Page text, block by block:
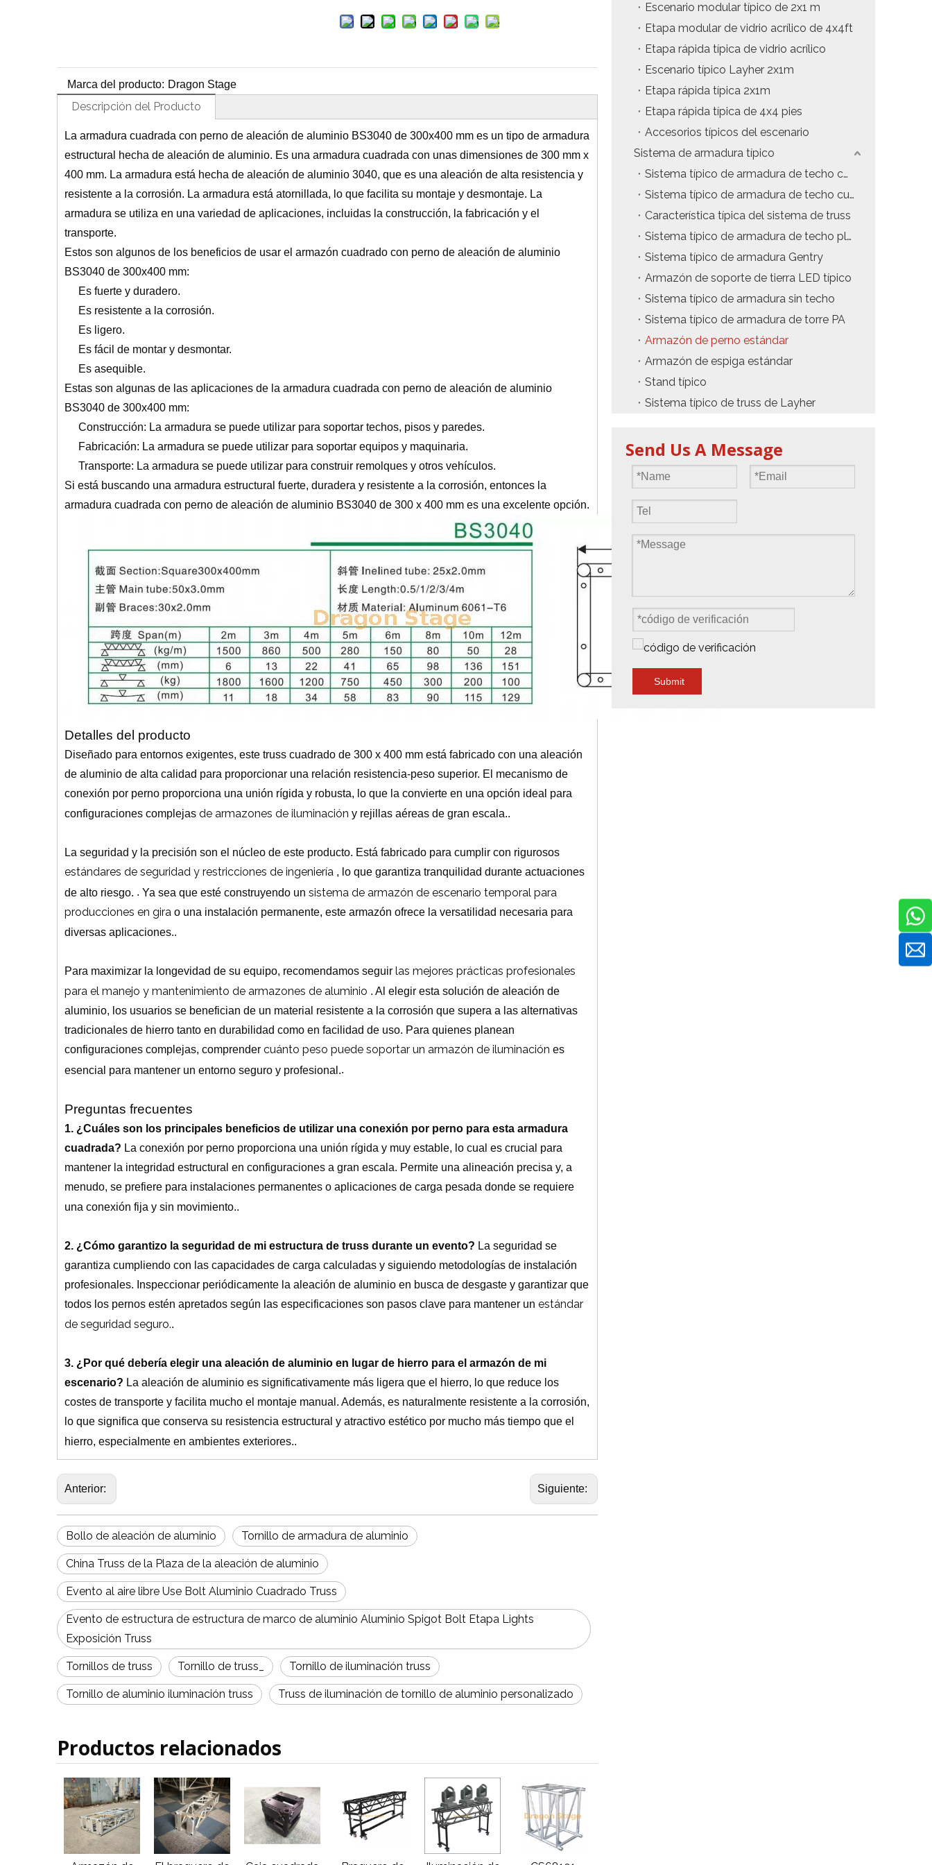
Marca del producto: Dragon Stage
Descripción del Producto
La armadura cuadrada con perno de aleación de aluminio BS3040 de 300x400 mm es un tipo de armadura
estructural hecha de aleación de aluminio. Es una armadura cuadrada con unas dimensiones de 300 mm x
400 mm. La armadura está hecha de aleación de aluminio 3040, que es una aleación de alta resistencia y
resistente a la corrosión. La armadura está atornillada, lo que facilita su montaje y desmontaje. La
armadura se utiliza en una variedad de aplicaciones, incluidas la construcción, la fabricación y el
transporte.
Estos son algunos de los beneficios de usar el armazón cuadrado con perno de aleación de aluminio
BS3040 de 300x400 mm:
Es fuerte y duradero.
Es resistente a la corrosión.
Es ligero.
Es fácil de montar y desmontar.
Es asequible.
Estas son algunas de las aplicaciones de la armadura cuadrada con perno de aleación de aluminio
BS3040 de 300x400 mm:
Construcción: La armadura se puede utilizar para soportar techos, pisos y paredes.
Fabricación: La armadura se puede utilizar para soportar equipos y maquinaria.
Transporte: La armadura se puede utilizar para construir remolques y otros vehículos.
Si está buscando una armadura estructural fuerte, duradera y resistente a la corrosión, entonces la
armadura cuadrada con perno de aleación de aluminio BS3040 de 300 x 400 mm es una excelente opción.
Detalles del producto
Diseñado para entornos exigentes, este truss cuadrado de 300 x 400 mm está fabricado con una aleación
de aluminio de alta calidad para proporcionar una relación resistencia-peso superior. El mecanismo de
conexión por perno proporciona una unión rígida y robusta, lo que la convierte en una opción ideal para
configuraciones complejas de armazones de iluminación y rejillas aéreas de gran escala..
La seguridad y la precisión son el núcleo de este producto. Está fabricado para cumplir con rigurosos
estándares de seguridad y restricciones de ingeniería , lo que garantiza tranquilidad durante actuaciones
de alto riesgo. . Ya sea que esté construyendo un sistema de armazón de escenario temporal para
producciones en gira o una instalación permanente, este armazón ofrece la versatilidad necesaria para
diversas aplicaciones..
Para maximizar la longevidad de su equipo, recomendamos seguir las mejores prácticas profesionales
para el manejo y mantenimiento de armazones de aluminio . Al elegir esta solución de aleación de
aluminio, los usuarios se benefician de un material resistente a la corrosión que supera a las alternativas
tradicionales de hierro tanto en durabilidad como en facilidad de uso. Para quienes planean
configuraciones complejas, comprender cuánto peso puede soportar un armazón de iluminación es
esencial para mantener un entorno seguro y profesional..
Preguntas frecuentes
1. ¿Cuáles son los principales beneficios de utilizar una conexión por perno para esta armadura
cuadrada? La conexión por perno proporciona una unión rígida y muy estable, lo cual es crucial para
mantener la integridad estructural en configuraciones a gran escala. Permite una alineación precisa y, a
menudo, se prefiere para instalaciones permanentes o aplicaciones de carga pesada donde se requiere
una conexión fija y sin movimiento..
2. ¿Cómo garantizo la seguridad de mi estructura de truss durante un evento? La seguridad se
garantiza cumpliendo con las capacidades de carga calculadas y siguiendo metodologías de instalación
profesionales. Inspeccionar periódicamente la aleación de aluminio en busca de desgaste y garantizar que
todos los pernos estén apretados según las especificaciones son pasos clave para mantener un estándar
de seguridad seguro..
3. ¿Por qué debería elegir una aleación de aluminio en lugar de hierro para el armazón de mi
escenario? La aleación de aluminio es significativamente más ligera que el hierro, lo que reduce los
costes de transporte y facilita mucho el montaje manual. Además, es naturalmente resistente a la corrosión,
lo que significa que conserva su resistencia estructural y atractivo estético por mucho más tiempo que el
hierro, especialmente en ambientes exteriores..
Anterior: Siguiente:
Bollo de aleación de aluminio Tornillo de armadura de aluminio
China Truss de la Plaza de la aleación de aluminio
Evento al aire libre Use Bolt Aluminio Cuadrado Truss
Evento de estructura de estructura de marco de aluminio Aluminio Spigot Bolt Etapa Lights
Exposición Truss
Tornillos de truss Tornillo de truss_ Tornillo de iluminación truss
Tornillo de aluminio iluminación truss Truss de iluminación de tornillo de aluminio personalizado
Productos relacionados
Escenario modular típico de 2x1 m
Etapa modular de vidrio acrílico de 4x4ft
Etapa rápida típica de vidrio acrílico
Escenario típico Layher 2x1m
Etapa rápida típica 2x1m
Etapa rápida típica de 4x4 pies
Accesorios típicos del escenario
Sistema de armadura típico
Sistema típico de armadura de techo con estructura en A
Sistema típico de armadura de techo curvo
Característica típica del sistema de truss
Sistema típico de armadura de techo plano
Sistema típico de armadura Gentry
Armazón de soporte de tierra LED típico
Sistema típico de armadura sin techo
Sistema típico de armadura de torre PA
Armazón de perno estándar
Armazón de espiga estándar
Stand típico
Sistema típico de truss de Layher
Send Us A Message
Submit